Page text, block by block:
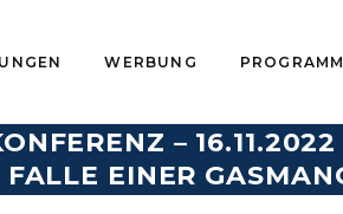
WERBUNG PROGRAMM
– 16.11.2022
EINER